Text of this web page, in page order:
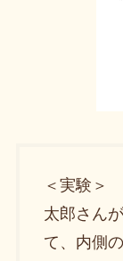
＜実験＞
太郎さん
て、内側